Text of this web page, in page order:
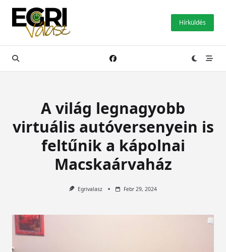
Skip
content
Hírküldés
A világ legnagyobb
virtuális autóversenyein is
feltűnik a kápolnai
Macskaárvaház
Egrivalasz Febr 29, 2024